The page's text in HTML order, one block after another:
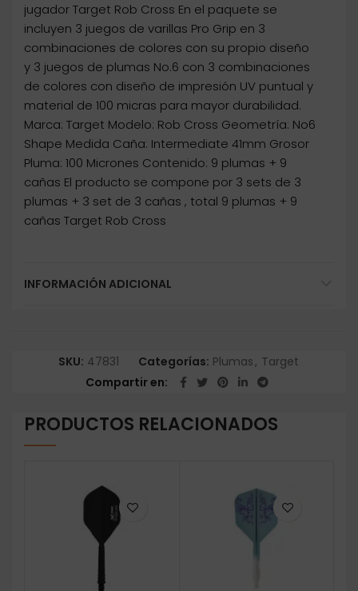
jugador Target Rob Cross En el paquete se
incluyen 3 juegos de varillas Pro Grip en 3
combinaciones de colores con su propio diseño
y 3 juegos de plumas No.6 con 3 combinaciones
de colores con diseño de impresión UV puntual y
material de 100 micras para mayor durabilidad.
Marca: Target Modelo: Rob Cross Geometría: No6
Shape Medida Caña: Intermediate 41mm Grosor
Pluma: 100 Micrones Contenido: 9 plumas + 9
cañas El producto se compone por 3 sets de 3
plumas + 3 set de 3 cañas , total 9 plumas + 9
cañas Target Rob Cross
INFORMACIÓN ADICIONAL
SKU: 47831 Categorías: Plumas, Target
Compartir en
PRODUCTOS RELACIONADOS